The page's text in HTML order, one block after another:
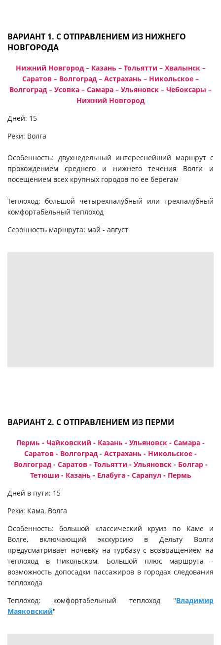
ВАРИАНТ 1. С ОТПРАВЛЕНИЕМ ИЗ НИЖНЕГО
НОВГОРОДА
Нижний Новгород – Казань – Тольятти – Хвалынск –
Саратов – Волгоград – Астрахань – Никольское –
Волгоград – Усовка – Самара – Ульяновск – Чебоксары –
Нижний Новгород
Дней: 15
Реки: Волга
Особенность: двухнедельный интереснейший маршрут с
прохождением среднего и нижнего течения Волги и
посещением всех крупных городов по ее берегам
Теплоход: большой четырехпалубный или трехпалубный
комфортабельный теплоход
Сезонность маршрута: май - август
ВАРИАНТ 2. С ОТПРАВЛЕНИЕМ ИЗ ПЕРМИ
Пермь - Чайковский - Казань - Ульяновск - Самара -
Саратов - Волгоград - Астрахань - Никольское -
Волгоград - Саратов - Тольятти - Ульяновск - Болгар -
Тетюши - Казань - Елабуга - Сарапул - Пермь
Дней в пути: 15
Реки: Кама, Волга
Особенность: большой классический круиз по Каме и
Волге, включающий экскурсию в Дельту Волги
предусматривает ночевку на турбазу с возвращением на
теплоход в Никольском. Большой плюс маршрута -
возможность допосадки пассажиров в городах следования
теплохода
Теплоход: комфортабельный теплоход "Владимир
Маяковский"